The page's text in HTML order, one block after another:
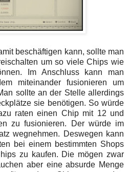
beschäftigen kann, sollte man
um so viele Chips wie
Im Anschluss kann man
miteinander fusionieren um
sollte an der Stelle allerdings
sie benötigen. So würde
raten einen Chip mit 12 und
zu fusionieren. Der würde im
wegnehmen. Deswegen kann
bei einem bestimmten Shops
zu kaufen. Die mögen zwar
aber eine absurde Menge